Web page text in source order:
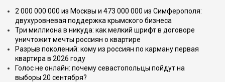
2 000 000 000 из Москвы и 473 000 000 из Симферополя:
двухуровневая поддержка крымского бизнеса
Три миллиона в никуда: как мелкий шрифт в договоре
уничтожит мечты россиян о квартире
Разрыв поколений: кому из россиян по карману первая
квартира в 2026 году
Голос не онлайн: почему севастопольцы пойдут на
выборы 20 сентября?